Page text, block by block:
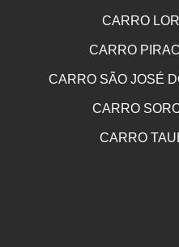
CARRO
CARRO
CARRO SÃO JOSÉ
CARRO
CARRO